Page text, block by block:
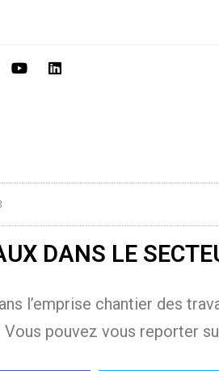
DANS LE
l’emprise chantier des
pouvez vous reporter